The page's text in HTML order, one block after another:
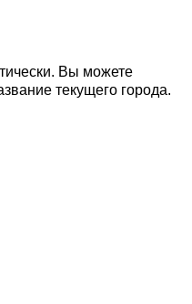
Вы можете
текущего города.